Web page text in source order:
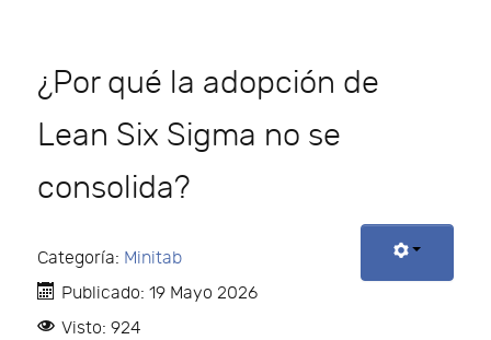
¿Por qué la adopción de
Lean Six Sigma no se
consolida?
Categoría: Minitab
Publicado: 19 Mayo 2026
Visto: 924